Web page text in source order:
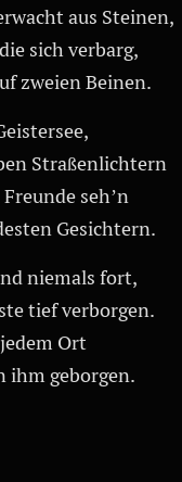
aus Steinen,
sich verbarg,
zweien Beinen.
Straßenlichtern
seh’n
Gesichtern.
niemals fort,
tief verborgen.
Ort
ihm geborgen.